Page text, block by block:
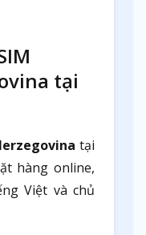
tại
tại
hàng online,
Việt và chủ